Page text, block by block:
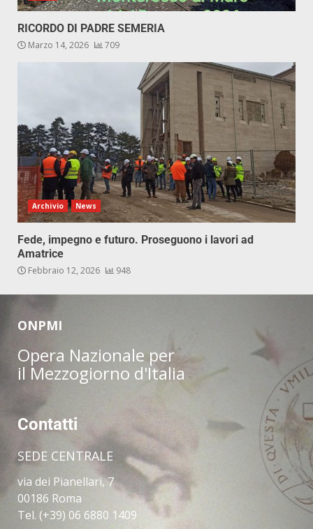
RICORDO DI PADRE SEMERIA
Marzo 14, 2026 709
Archivio News
Fede, impegno e futuro. Proseguono i lavori ad
Amatrice
Febbraio 12, 2026 948
ONPMI
Opera Nazionale per
il Mezzogiorno d'Italia
Contatti
SEDE CENTRALE
via dei Pianellari, 7
00186 Roma
Tel. (+39) 06 6880 1409